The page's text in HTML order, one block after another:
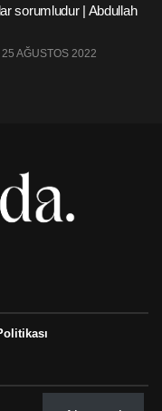
sorumludur | Abdullah
25 AĞUSTOS 2022